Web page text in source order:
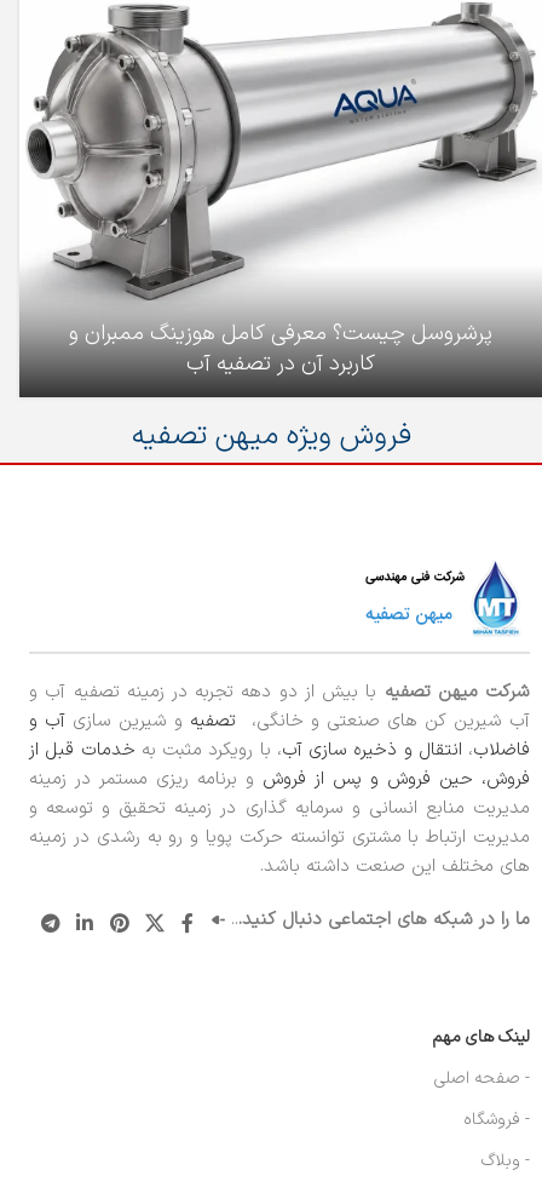
پرشروسل چیست؟ معرفی کامل هوزینگ ممبران و
کاربرد آن در تصفیه آب
فروش ویژه میهن تصفیه
شرکت میهن تصفیه با بیش از دو دهه تجربه در زمینه تصفیه آب و
آب شیرین کن های صنعتی و خانگی،
تصفیه و شیرین سازی آب و
فاضلاب، انتقال و ذخیره سازی آب، با رویکرد مثبت به خدمات قبل از
فروش، حین فروش و پس از فروش و برنامه ریزی مستمر در زمینه
مدیریت منابع انسانی و سرمایه گذاری در زمینه تحقیق و توسعه و
مدیریت ارتباط با مشتری توانسته حرکت پویا و رو به رشدی در زمینه
های مختلف این صنعت داشته باشد.
ما را در شبکه های اجتماعی دنبال کنید...
لینک های مهم
- صفحه اصلی
- فروشگاه
- وبلاگ